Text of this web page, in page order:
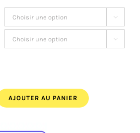
:


AJOUTER AU PANIER